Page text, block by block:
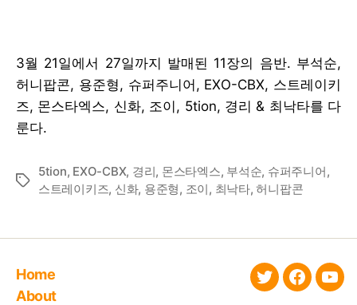
3
월
하
3월 21일에서 27일까지 발매된 11장의 음반. 부석순,
허니팝콘, 용준형, 슈퍼주니어, EXO-CBX, 스트레이키
즈, 몬스타엑스, 신화, 조이, 5tion, 경리 & 최낙타를 다
룬다.
Tags
5tion, EXO-CBX, 경리, 몬스타엑스, 부석순, 슈퍼주니어,
스트레이키즈, 신화, 용준형, 조이, 최낙타,허니팝콘
Home
About
twitter